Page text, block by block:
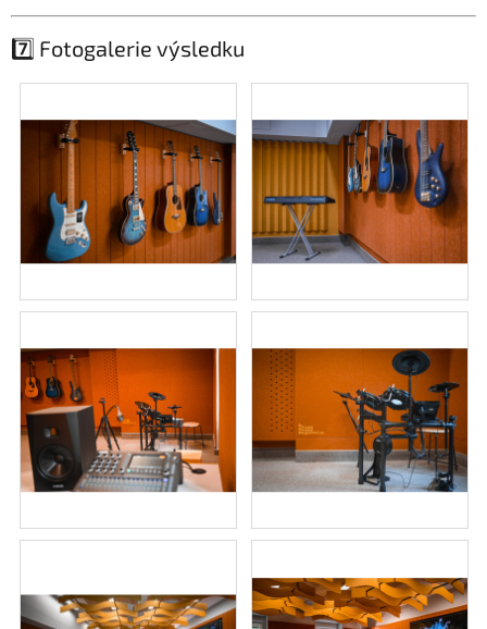
7️⃣ Fotogalerie výsledku